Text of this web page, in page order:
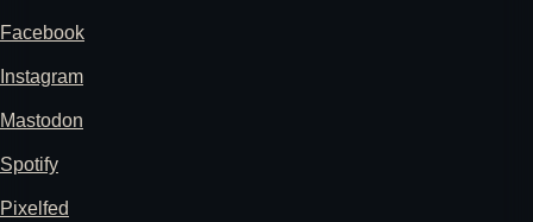
Facebook
Instagram
Mastodon
Spotify
Pixelfed